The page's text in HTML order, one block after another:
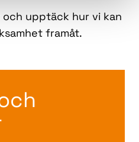
upptäck hur vi kan
framåt.